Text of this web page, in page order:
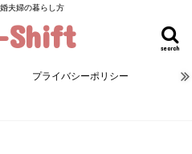
夫婦の暮らし方
search
プライバシーポリシー